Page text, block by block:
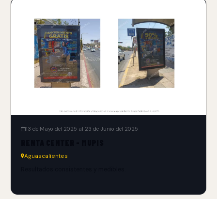
13 de Mayo del 2025 al 23 de Junio del 2025
Aguascalientes